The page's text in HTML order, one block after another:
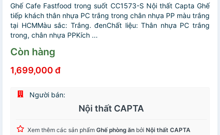
Ghế Cafe Fastfood trong suốt CC1573-S Nội thất Capta Ghế
tiếp khách thân nhựa PC trắng trong chân nhựa PP màu trắng
tại HCMMàu sắc: Trắng. đenChất liệu: Thân nhựa PC trắng
trong, chân nhựa PPKích ...
Còn hàng
1,699,000 đ
Người bán:
Nội thất CAPTA
Xem thêm các sản phẩm Ghế phòng ăn bởi Nội thất CAPTA